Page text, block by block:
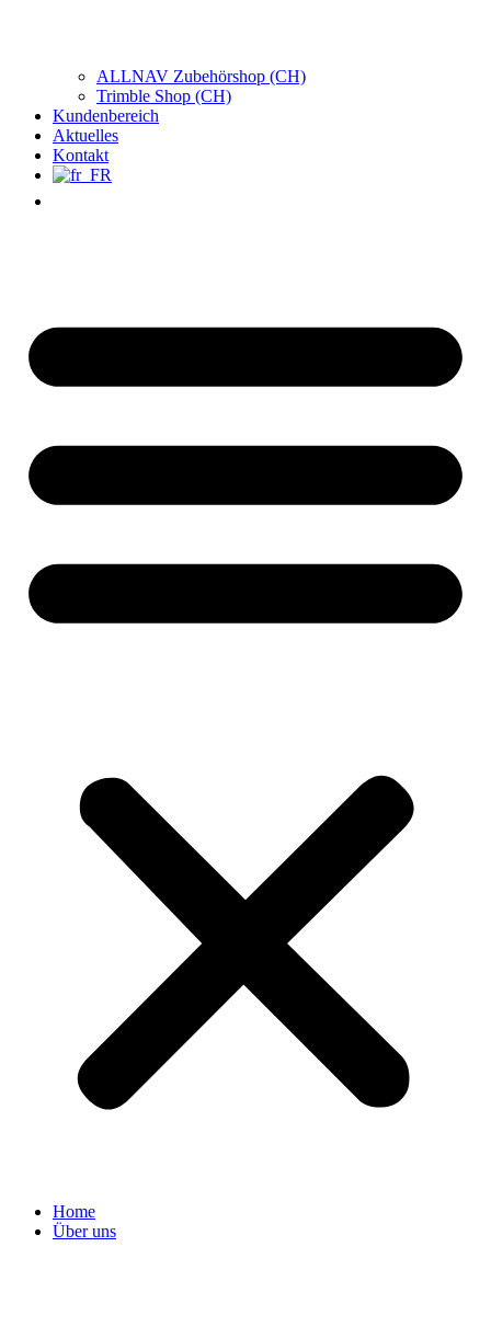
ALLNAV Zubehörshop (CH)
Trimble Shop (CH)
Kundenbereich
Aktuelles
Kontakt
Home
Über uns